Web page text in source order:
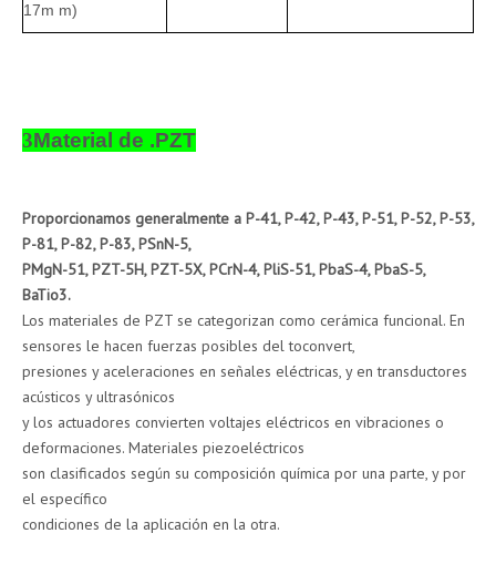
17m m)
3Material de .PZT
Proporcionamos generalmente a P-41, P-42, P-43, P-51, P-52, P-53,
P-81, P-82, P-83, PSnN-5,
PMgN-51, PZT-5H, PZT-5X, PCrN-4, PliS-51, PbaS-4, PbaS-5,
BaTio3.
Los materiales de PZT se categorizan como cerámica funcional. En
sensores le hacen fuerzas posibles del toconvert,
presiones y aceleraciones en señales eléctricas, y en transductores
acústicos y ultrasónicos
y los actuadores convierten voltajes eléctricos en vibraciones o
deformaciones. Materiales piezoeléctricos
son clasificados según su composición química por una parte, y por
el específico
condiciones de la aplicación en la otra.